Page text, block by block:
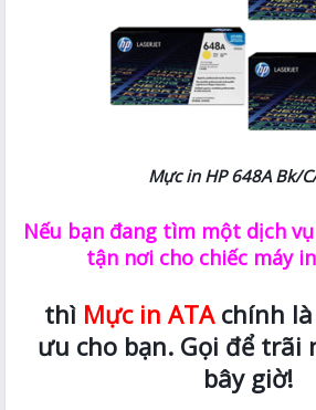
Mực in HP648A Bk/
Nếu bạn đang tìm một dịch
tận nơi cho chiếc máy
thì Mực in ATAchính
ưu cho bạn. Gọi để trãi
bây giờ!